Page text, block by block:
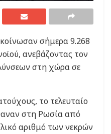
σήμερα 9.268
ανεβάζοντας τον
στη χώρα σε
το τελευταίο
στη Ρωσία από
αριθμό των νεκρών